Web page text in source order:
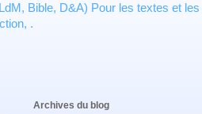
Bible, D&A) Pour les textes et les
.
Archives du blog